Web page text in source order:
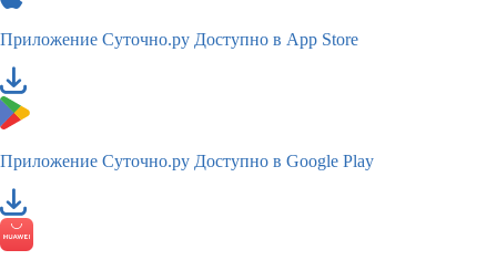
Приложение Суточно.ру Доступно в App Store
Приложение Суточно.ру Доступно в Google Play